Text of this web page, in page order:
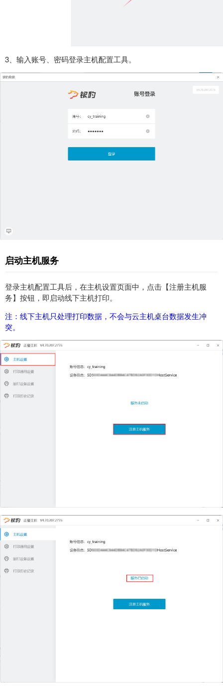
3、输入账号、密码登录主机配置工具。
启动主机服务
登录主机配置工具后，在主机设置页面中，点击【注册主机服
务】按钮，即启动线下主机打印。
注：线下主机只处理打印数据，不会与云主机桌台数据发生冲
突。